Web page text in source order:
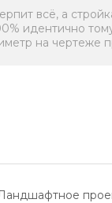
всё, а
идентично
на чертеже